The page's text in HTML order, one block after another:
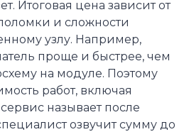
Итоговая цена зависит от
и сложности
узлу. Например,
проще и быстрее, чем
на модуле. Поэтому
работ, включая
называет после
озвучит сумму до